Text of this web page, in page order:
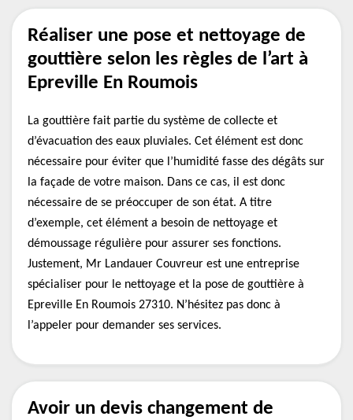
Réaliser une pose et nettoyage de
gouttière selon les règles de l’art à
Epreville En Roumois
La gouttière fait partie du système de collecte et
d’évacuation des eaux pluviales. Cet élément est donc
nécessaire pour éviter que l’humidité fasse des dégâts sur
la façade de votre maison. Dans ce cas, il est donc
nécessaire de se préoccuper de son état. A titre
d’exemple, cet élément a besoin de nettoyage et
démoussage régulière pour assurer ses fonctions.
Justement, Mr Landauer Couvreur est une entreprise
spécialiser pour le nettoyage et la pose de gouttière à
Epreville En Roumois 27310. N’hésitez pas donc à
l’appeler pour demander ses services.
Avoir un devis changement de